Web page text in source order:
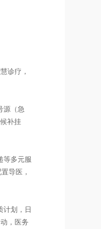
诊疗，
源（急
补挂
等多元服
导医，
计划，日
，医务